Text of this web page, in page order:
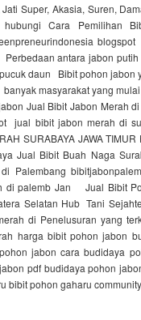
Super, Akasia, Suren,
Cara Pemilihan
antara jabon putih
daun Bibit pohon jabon
masyarakat yang
Jual Bibit Jabon Merah
jual bibit jabon merah di
SURABAYA JAWA
Jual Bibit Buah Naga
Palembang
di palemb Jan Jual Bibit
Selatan Hub Tani
di Penelusuran yang
harga bibit pohon jabon
jabon cara budidaya
pdf budidaya pohon
bibit pohon gaharu community